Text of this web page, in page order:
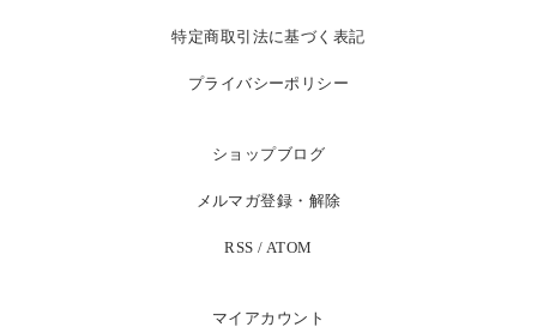
特定商取引法に基づく表記
プライバシーポリシー
ショップブログ
メルマガ登録・解除
RSS / ATOM
マイアカウント